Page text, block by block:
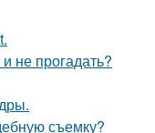
не прогадать?
съемку?